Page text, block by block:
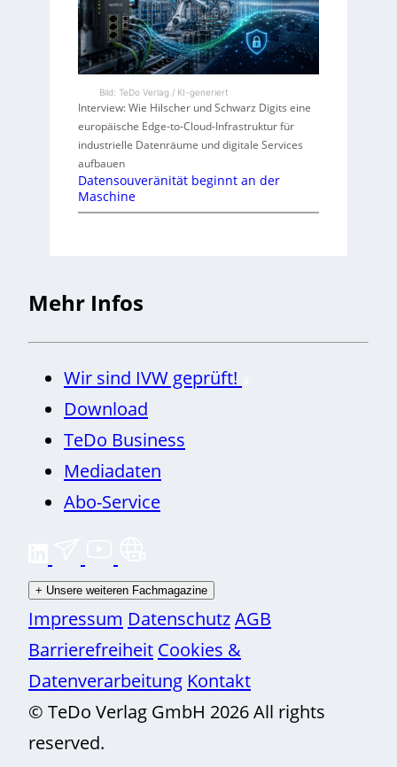
Bild: TeDo Verlag / KI-generiert
Interview: Wie Hilscher und Schwarz Digits eine
europäische Edge-to-Cloud-Infrastruktur für
industrielle Datenräume und digitale Services
aufbauen
Datensouveränität beginnt an der
Maschine
Mehr Infos
Wir sind IVW geprüft!
Download
TeDo Business
Mediadaten
Abo-Service
+ Unsere weiteren Fachmagazine
Impressum DatenschutzAGB
Barrierefreiheit Cookies &
Datenverarbeitung Kontakt
© TeDo Verlag GmbH 2026 All rights
reserved.